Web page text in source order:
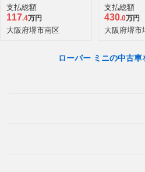
支払総額
117.4万円
大阪府堺市南区
支払総額
430.0万円
大阪府堺市
ローバー ミニの中古車